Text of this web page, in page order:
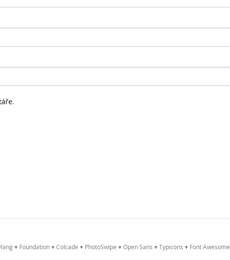
+ Foundation+Colcade + PhotoSwipe +Open Sans +Typicons + Font Awesome